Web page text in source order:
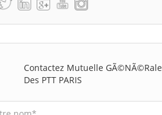
Contactez Mutuelle GÃ©nÃ©rale
Des PTT PARIS